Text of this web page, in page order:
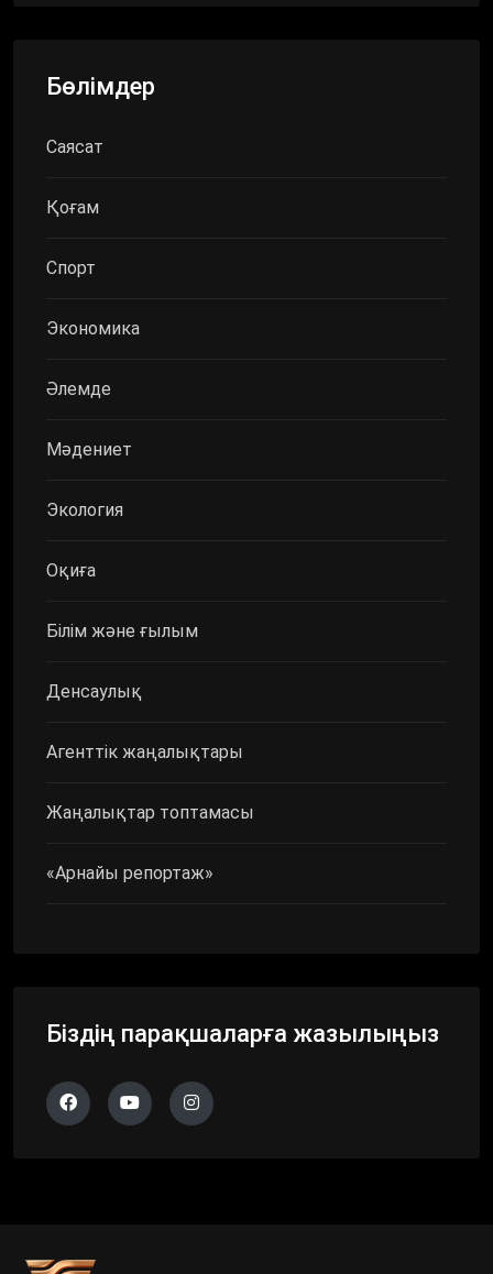
Бөлімдер
Саясат
Қоғам
Спорт
Экономика
Әлемде
Мәдениет
Экология
Оқиға
Білім және ғылым
Денсаулық
Агенттік жаңалықтары
Жаңалықтар топтамасы
«Арнайы репортаж»
Біздің парақшаларға жазылыңыз